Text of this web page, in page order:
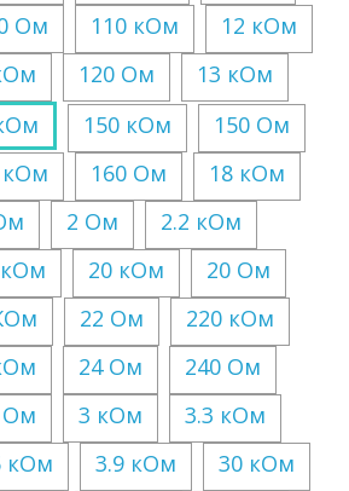
Ом 110 кОм
12 кОм
120 Ом
13 кОм
150 кОм
150 Ом
кОм 160 Ом
18 кОм
2 Ом
2.2 кОм
20 кОм
20 Ом
22 Ом
220 кОм
24 Ом
240 Ом
Ом 3 кОм
3.3 кОм
кОм 3.9 кОм
30 кОм